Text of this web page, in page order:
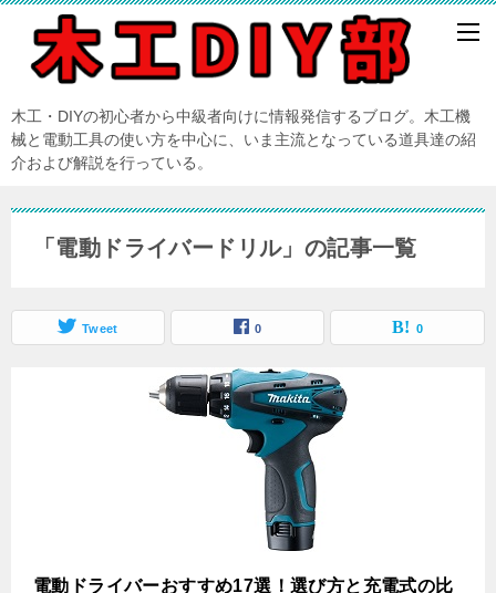
木工・DIYの初心者から中級者向けに情報発信するブログ。木工機
械と電動工具の使い方を中心に、いま主流となっている道具達の紹
介および解説を行っている。
「電動ドライバードリル」の記事一覧
Tweet 0 0
電動ドライバーおすすめ17選！選び方と充電式の比